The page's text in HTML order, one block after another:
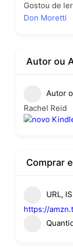
Gostou de ler
Don Moretti
Autor ou
Autor
Rachel Reid
Comprar
URL,
https://